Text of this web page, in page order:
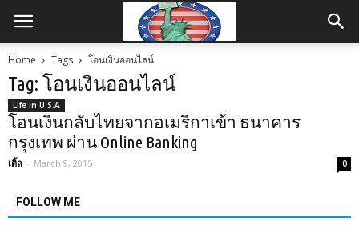
Home Tags โอนเงินออนไลน์
Tag: โอนเงินออนไลน์
Life in U.S.A
โอนเงินกลับไทยจากอเมริกาเข้า ธนาคาร
กรุงเทพ ผ่าน Online Banking
เติ้ล - March 9, 2015 0
FOLLOW ME